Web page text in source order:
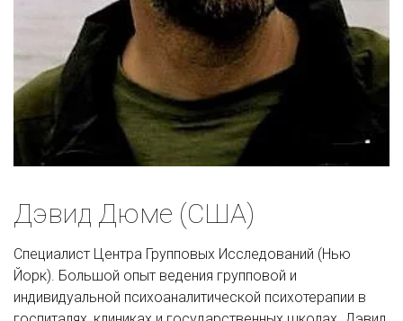
Дэвид Дюме (США)
Специалист Центра Групповых Исследований (Нью
Йорк). Большой опыт ведения групповой и
индивидуальной психоаналитической психотерапии в